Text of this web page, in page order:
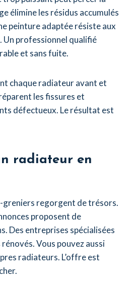
élimine les résidus accumulés
peinture adaptée résiste aux
professionnel qualifié
et sans fuite.
chaque radiateur avant et
les fissures et
défectueux. Le résultat est
radiateur en
greniers regorgent de trésors.
proposent de
Des entreprises spécialisées
Vous pouvez aussi
radiateurs. L’offre est